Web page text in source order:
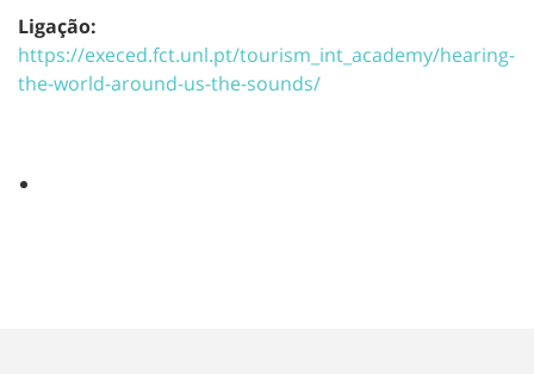
Ligação:
https://execed.fct.unl.pt/tourism_int_academy/hearing-
the-world-around-us-the-sounds/